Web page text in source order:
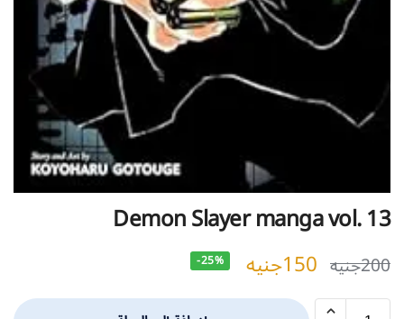
Demon Slayer manga vol. 13
200جنيه 150جنيه -25%